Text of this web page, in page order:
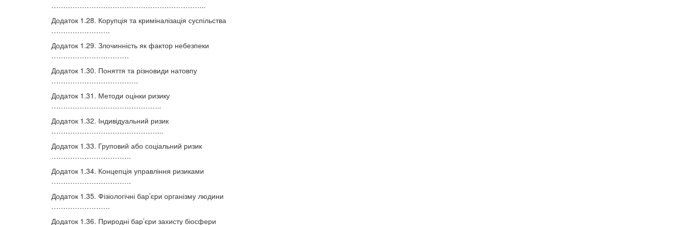
………………………………………………………...
Додаток 1.28. Корупція та криміналізація суспільства
…………………….
Додаток 1.29. Злочинність як фактор небезпеки
……………………………
Додаток 1.30. Поняття та різновиди натовпу
……………………………….
Додаток 1.31. Методи оцінки ризику
………………………………………..
Додаток 1.32. Індивідуальний ризик
………………………………………...
Додаток 1.33. Груповий або соціальний ризик
…………………………….
Додаток 1.34. Концепція управління ризиками
…………………………….
Додаток 1.35. Фізіологічні бар’єри організму людини
…………………….
Додаток 1.36. Природні бар’єри захисту біосфери